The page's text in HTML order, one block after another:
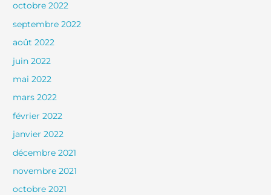
octobre 2022
septembre 2022
août 2022
juin 2022
mai 2022
mars 2022
février 2022
janvier 2022
décembre 2021
novembre 2021
octobre 2021